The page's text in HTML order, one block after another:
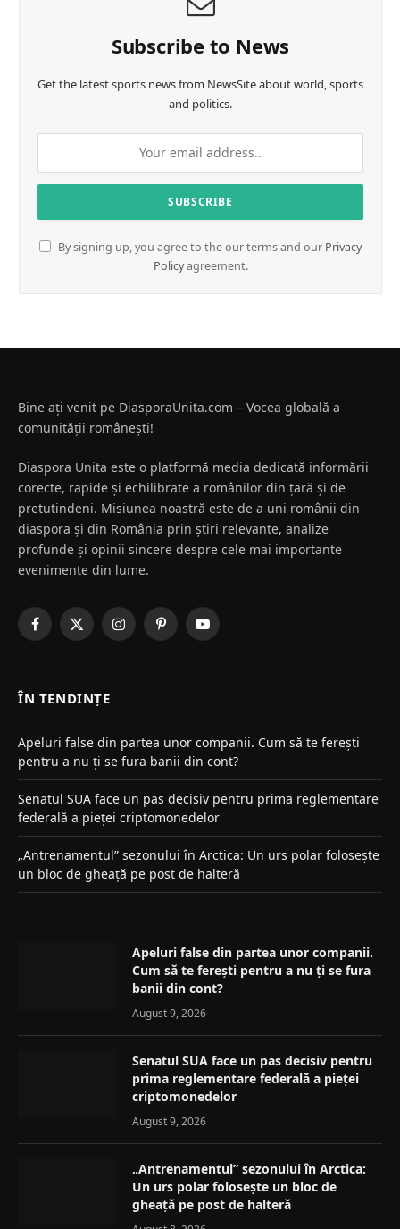
Subscribe to News
Get the latest sports news from NewsSite about world, sports
and politics.
By signing up, you agree to the our terms and our Privacy
Policyagreement.
Bine ați venit pe DiasporaUnita.com – Vocea globală a
comunității românești!
Diaspora Unita este o platformă media dedicată informării
corecte, rapide și echilibrate a românilor din țară și de
pretutindeni. Misiunea noastră este de a uni românii din
diaspora și din România prin știri relevante, analize
profunde și opinii sincere despre cele mai importante
evenimente din lume.
Facebook
X
InstagramPinterestYouTube
ÎN TENDINȚE
Apeluri false din partea unor companii. Cum să te ferești
pentru a nu ți se fura banii din cont?
Senatul SUA face un pas decisiv pentru prima reglementare
federală a pieței criptomonedelor
„Antrenamentul” sezonului în Arctica: Un urs polar folosește
un bloc de gheață pe post de halteră
Apeluri false din partea unor companii.
Cum să te ferești pentru a nu ți se fura
banii din cont?
August 9, 2026
Senatul SUA face un pas decisiv pentru
prima reglementare federală a pieței
criptomonedelor
August 9, 2026
„Antrenamentul” sezonului în Arctica:
Un urs polar folosește un bloc de
gheață pe post de halteră